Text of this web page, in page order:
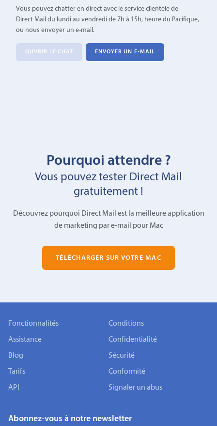
Vous pouvez chatter en direct avec le service clientèle de
Direct Mail du lundi au vendredi de 7h à 15h, heure du Pacifique,
ou nous envoyer un e-mail.
OUVRIR LE CHAT ENVOYER UN E-MAIL
Pourquoi attendre ?
Vous pouvez tester Direct Mail
gratuitement !
Découvrez pourquoi Direct Mail est la meilleure application
de marketing par e-mail pour Mac
TÉLÉCHARGER SUR VOTRE MAC
Fonctionnalités
Assistance
Blog
Tarifs
API
Conditions
Confidentialité
Sécurité
Conformité
Signaler un abus
Abonnez-vous à notre newsletter